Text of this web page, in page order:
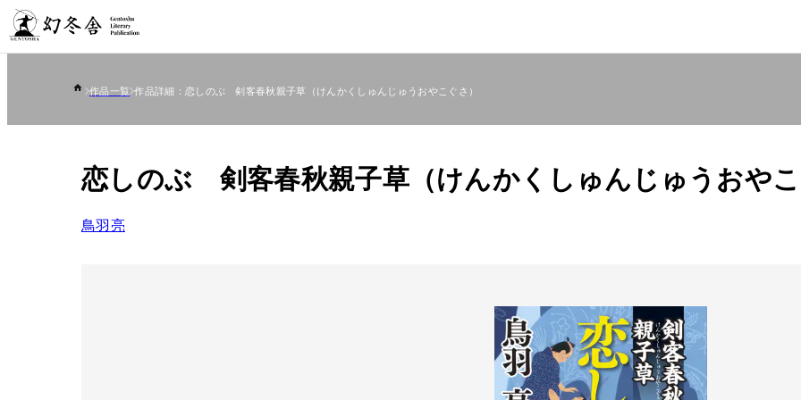
作品一覧 作品詳細：恋しのぶ 剣客春秋親子草（けんかくしゅんじゅうおやこぐさ）
恋しのぶ 剣客春秋親子草（けんかくしゅんじゅうおや
鳥羽亮